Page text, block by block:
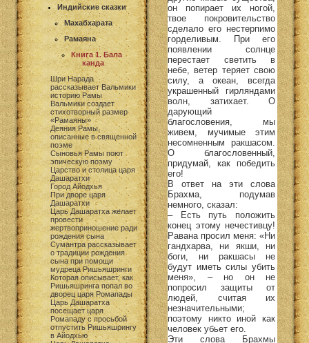
Индийские сказки
Махабхарата
Рамаяна
Книга 1. Бала
канда
Шри Нарада
рассказывает Вальмики
историю Рамы
Вальмики создает
стихотворный размер
«Рамаяны»
Деяния Рамы,
описанные в священной
поэме
Сыновья Рамы поют
эпическую поэму
Царство и столица царя
Дашаратхи
Город Айодхья
При дворе царя
Дашаратхи
Царь Дашаратха желает
провести
жертвоприношение ради
рождения сына
Сумантра рассказывает
о традиции рождения
сына при помощи
мудреца Ришьяшринги
Которая описывает, как
Ришьяшринга попал во
дворец царя Ромапады
Царь Дашаратха
посещает царя
Ромападу с просьбой
отпустить Ришьяшрингу
в Айодхью
он попирает их ногой,
твое покровительство
сделало его нестерпимо
горделивым. При его
появлении солнце
перестает светить в
небе, ветер теряет свою
силу, а океан, всегда
украшенный гирляндами
волн, затихает. О
дарующий
благословения, мы
живем, мучимые этим
несомненным ракшасом.
О благословенный,
придумай, как победить
его!
В ответ на эти слова
Брахма, подумав
немного, сказал:
– Есть путь положить
конец этому нечестивцу!
Равана просил меня: «Ни
гандхарва, ни якши, ни
боги, ни ракшасы не
будут иметь силы убить
меня», – но он не
попросил защиты от
людей, считая их
незначительными;
поэтому никто иной как
человек убьет его.
Эти слова Брахмы